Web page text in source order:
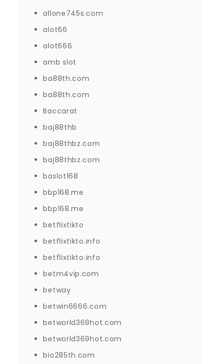
allone745s.com
alot66
alot666
amb slot
ba88th.com
ba88th.com
Baccarat
baj88thb
baj88thbz.com
baj88thbz.com
baslot168
bbp168.me
bbp168.me
betflixtikto
betflixtikto.info
betflixtikto.info
betm4vip.com
betway
betwin6666.com
betworld369hot.com
betworld369hot.com
bio285th.com